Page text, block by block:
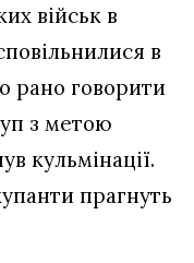
військ в
в
рано говорити
з метою
кульмінації.
прагнуть